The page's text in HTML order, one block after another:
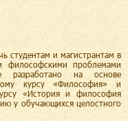
студентам и магистрантам в
философскими проблемами
разработано на основе
курсу «Философия» и
«История и философия
у обучающихся целостного